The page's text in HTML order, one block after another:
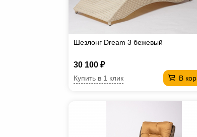
Шезлонг Dream 3 бежевый
30 100 ₽
В
Купить в 1 клик